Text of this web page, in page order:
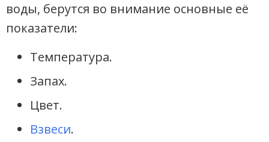
воды, берутся во внимание основные её
показатели:
Температура.
Запах.
Цвет.
Взвеси.